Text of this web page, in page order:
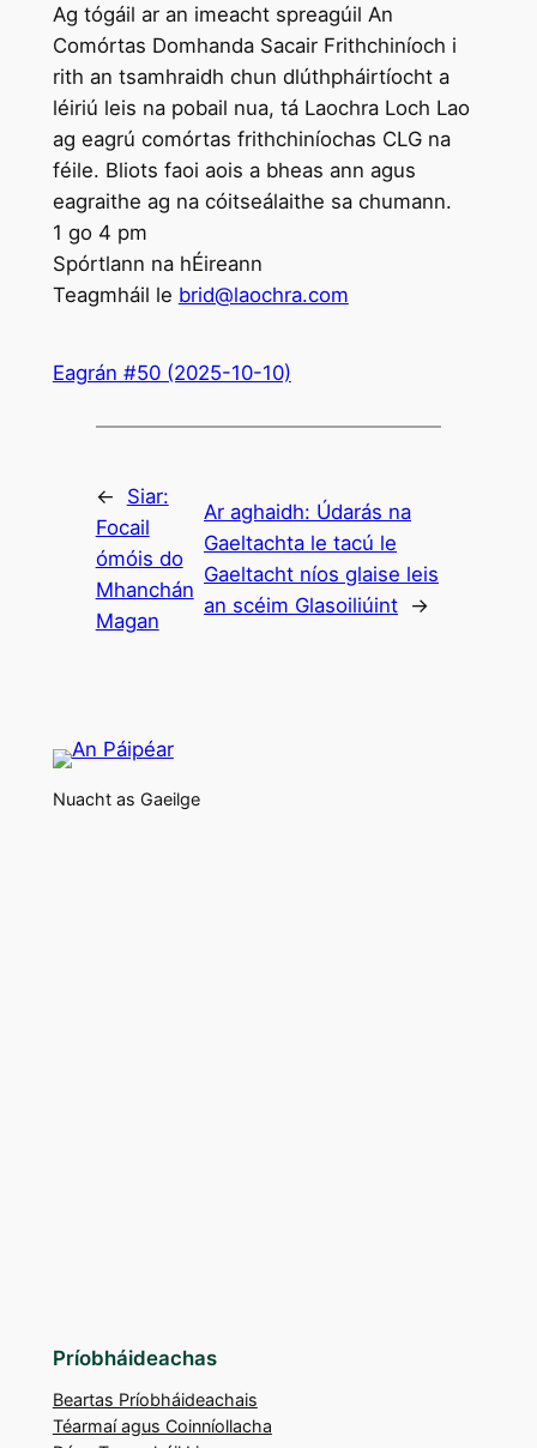
Ag tógáil ar an imeacht spreagúil An
Comórtas Domhanda Sacair Frithchiníoch i
rith an tsamhraidh chun dlúthpháirtíocht a
léiriú leis na pobail nua, tá Laochra Loch Lao
ag eagrú comórtas frithchiníochas CLG na
féile. Bliots faoi aois a bheas ann agus
eagraithe ag na cóitseálaithe sa chumann.
1 go 4 pm
Spórtlann na hÉireann
Teagmháil le brid@laochra.com
Eagrán #50 (2025-10-10)
←
Siar:
Focail
ómóis do
Mhanchán
Magan
Ar aghaidh: Údarás na
Gaeltachta le tacú le
Gaeltacht níos glaise leis
an scéim Glasoiliúint →
Nuacht as Gaeilge
Príobháideachas
Beartas Príobháideachais
Téarmaí agus Coinníollacha